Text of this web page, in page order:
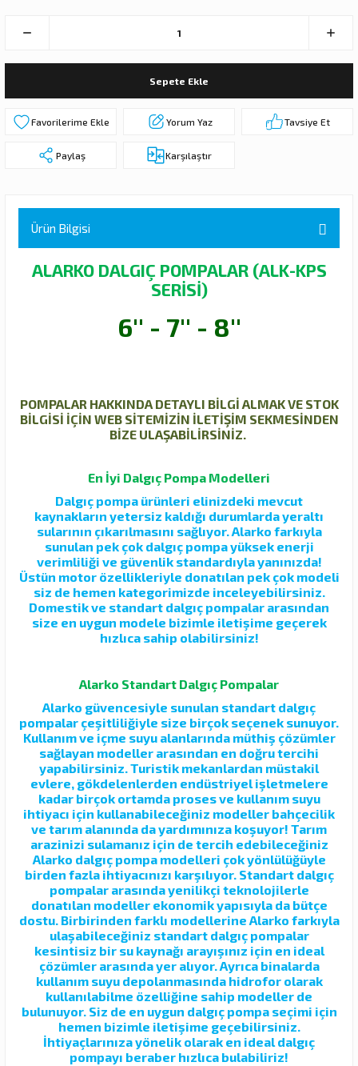
POMPA (MOTOR+POMPA)
Sepete Ekle
Yorum Yaz Tavsiye Et
Paylaş Karşılaştır
Ürün Bilgisi
ALARKO DALGIÇ POMPALAR (ALK-KPS
SERİSİ)
6'' - 7'' - 8''
POMPALAR HAKKINDA DETAYLI BİLGİ ALMAK VE STOK
BİLGİSİ İÇİN WEB SİTEMİZİN İLETİŞİM SEKMESİNDEN
BİZE ULAŞABİLİRSİNİZ.
En İyi Dalgıç Pompa Modelleri
Dalgıç pompa ürünleri elinizdeki mevcut
kaynakların yetersiz kaldığı durumlarda yeraltı
sularının çıkarılmasını sağlıyor. Alarko farkıyla
sunulan pek çok dalgıç pompa yüksek enerji
verimliliği ve güvenlik standardıyla yanınızda!
Üstün motor özellikleriyle donatılan pek çok modeli
siz de hemen kategorimizde inceleyebilirsiniz.
Domestik ve standart dalgıç pompalar arasından
size en uygun modele bizimle iletişime geçerek
hızlıca sahip olabilirsiniz!
Alarko Standart Dalgıç Pompalar
Alarko güvencesiyle sunulan standart dalgıç
pompalar çeşitliliğiyle size birçok seçenek sunuyor.
Kullanım ve içme suyu alanlarında müthiş çözümler
sağlayan modeller arasından en doğru tercihi
yapabilirsiniz. Turistik mekanlardan müstakil
evlere, gökdelenlerden endüstriyel işletmelere
kadar birçok ortamda proses ve kullanım suyu
ihtiyacı için kullanabileceğiniz modeller bahçecilik
ve tarım alanında da yardımınıza koşuyor! Tarım
arazinizi sulamanız için de tercih edebileceğiniz
Alarko dalgıç pompa modelleri çok yönlülüğüyle
birden fazla ihtiyacınızı karşılıyor. Standart dalgıç
pompalar arasında yenilikçi teknolojilerle
donatılan modeller ekonomik yapısıyla da bütçe
dostu. Birbirinden farklı modellerine Alarko farkıyla
ulaşabileceğiniz standart dalgıç pompalar
kesintisiz bir su kaynağı arayışınız için en ideal
çözümler arasında yer alıyor. Ayrıca binalarda
kullanım suyu depolanmasında hidrofor olarak
kullanılabilme özelliğine sahip modeller de
bulunuyor. Siz de en uygun dalgıç pompa seçimi için
hemen bizimle iletişime geçebilirsiniz.
İhtiyaçlarınıza yönelik olarak en ideal dalgıç
pompayı beraber hızlıca bulabiliriz!